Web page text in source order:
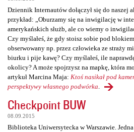
Dziennik Internautów dołączył się do naszej
przykład: „Oburzamy się na inwigilację w
amerykańskich służb, ale co wiemy o
Czy myślałeś, że gdy stoisz sobie pod
obserwowany np. przez człowieka ze straży
biurku i pije kawę? Czy myślałeś, ile
okolicy? A może spojrzysz na mapkę, która
artykuł Marcina Maja: Ktoś nasikał pod
perspektywy własnego podwórka
Checkpoint BUW
08.09.2015
Biblioteka Uniwersytecka w Warszawie.